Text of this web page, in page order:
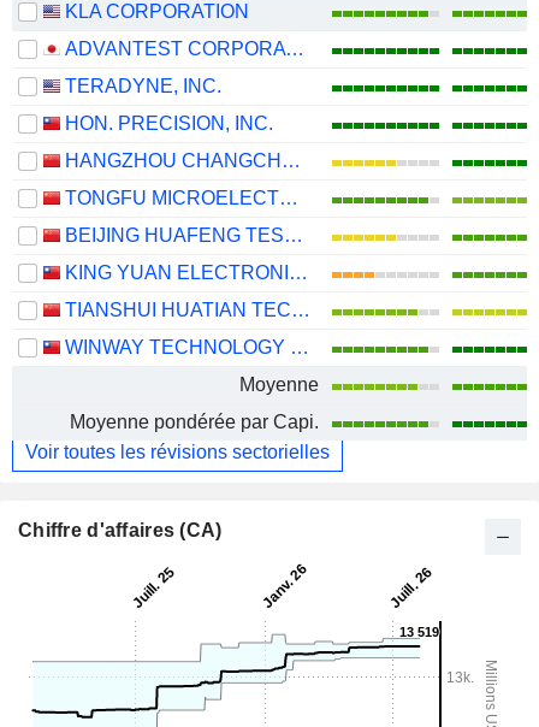
KLA CORPORATION
ADVANTEST CORPORATION
TERADYNE, INC.
HON. PRECISION, INC.
HANGZHOU CHANGCHUAN TECHNOLOGY CO.,LTD
TONGFU MICROELECTRONICS CO.,LTD
BEIJING HUAFENG TEST & CONTROL TECHNOLOGY CO.,LTD.
KING YUAN ELECTRONICS CO., LTD.
TIANSHUI HUATIAN TECHNOLOGY CO., LTD.
WINWAY TECHNOLOGY CO., LTD.
Moyenne
Moyenne pondérée par Capi.
Voir toutes les révisions sectorielles
Chiffre d'affaires (CA)